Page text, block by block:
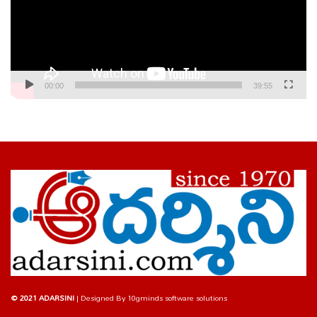
00:00 39:55
© 2021 ADARSINI| Designed By10gminds software solutions